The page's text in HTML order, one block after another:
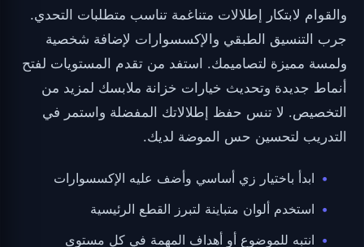
والقوام لابتكار إطلالات متناغمة تناسب متطلبات التحدي.
جرب التنسيق الطبقي والإكسسوارات لإضافة شخصية
ولمسة مميزة لتصاميمك. استفد من تقدم المستويات لفتح
أنماط جديدة وتحديث خيارات خزانة ملابسك لمزيد من
التخصيص. لا تنس حفظ إطلالاتك المفضلة واستمر في
التدريب لتحسين حس الموضة لديك.
ابدأ باختيار زي أساسي وأضف عليه الإكسسوارات
استخدم ألوان متباينة لتبرز القطع الرئيسية
انتبه للموضوع أو أهداف المهمة في كل مستوى